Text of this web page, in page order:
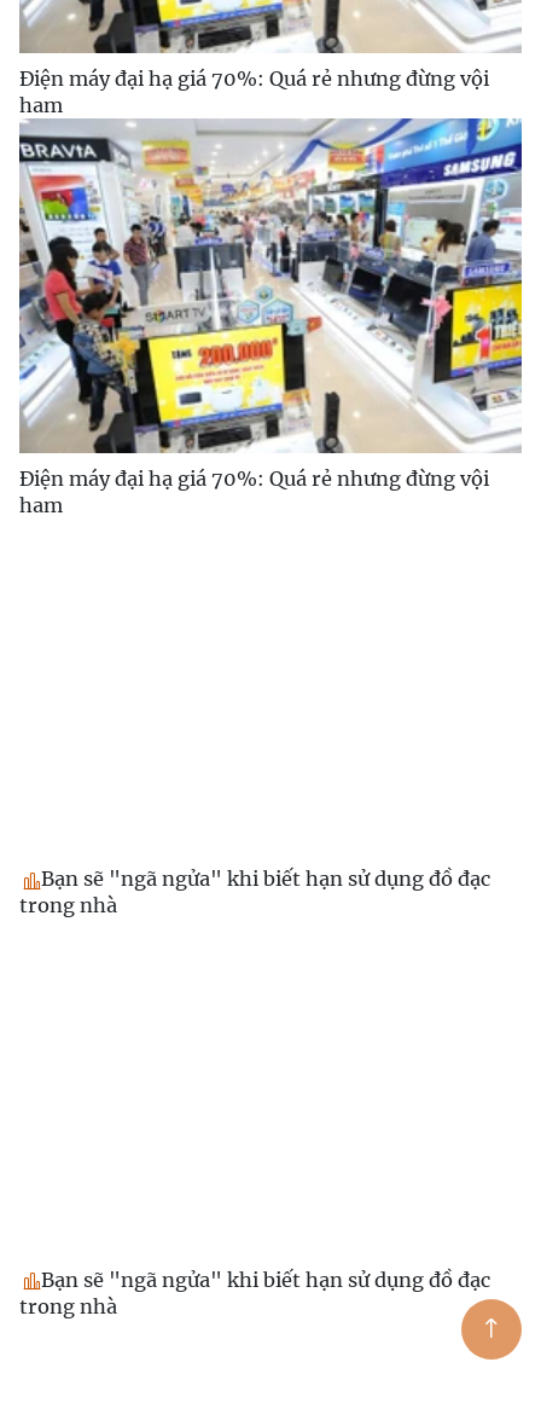
Điện máy đại hạ giá 70%: Quá rẻ nhưng đừng vội
ham
Điện máy đại hạ giá 70%: Quá rẻ nhưng đừng vội
ham
Bạn sẽ "ngã ngửa" khi biết hạn sử dụng đồ đạc
trong nhà
Bạn sẽ "ngã ngửa" khi biết hạn sử dụng đồ đạc
trong nhà